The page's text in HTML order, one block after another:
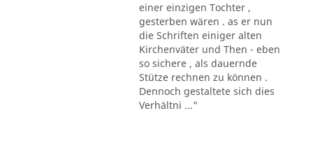
einer einzigen Tochter ,
gesterben wären . as er nun
die Schriften einiger alten
Kirchenväter und Then - eben
so sichere , als dauernde
Stütze rechnen zu können .
Dennoch gestaltete sich dies
Verhältni ..."